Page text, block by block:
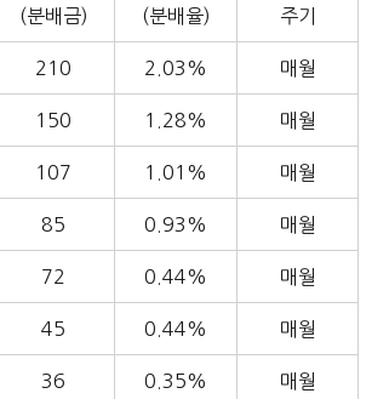
(분배금)
(분배율)
주기
210 2.03% 매월
150 1.28% 매월
107 1.01% 매월
85 0.93% 매월
72 0.44% 매월
45 0.44% 매월
36 0.35% 매월